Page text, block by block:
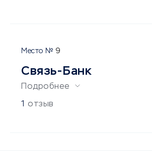
9
Связь-Банк
Подробнее
1 отзыв